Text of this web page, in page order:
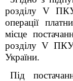
розділу V
операції
місце
розділу V ПКУ
України.
Під